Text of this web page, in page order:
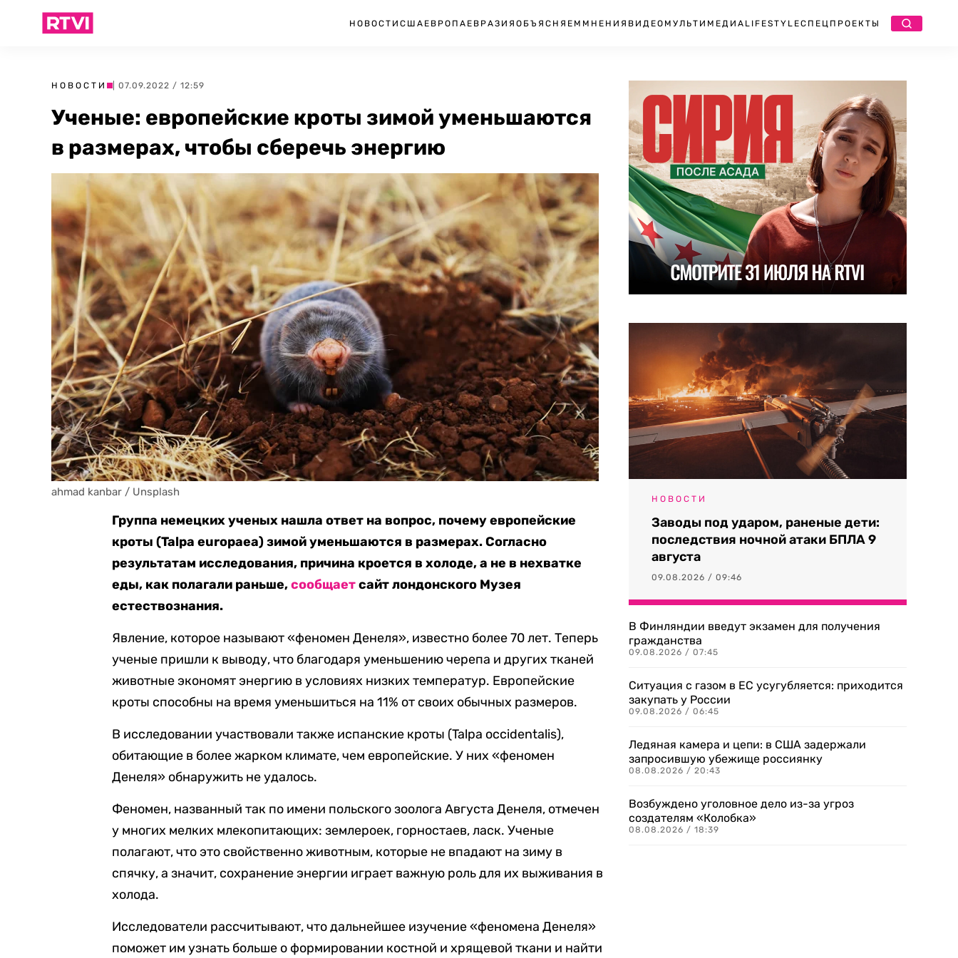
НОВОСТИ США ЕВРОПА ЕВРАЗИЯ ОБЪЯСНЯЕМ МНЕНИЯ ВИДЕО МУЛЬТИМЕДИА LIFESTYLEСПЕЦПРОЕКТЫ
НОВОСТИ | 07.09.2022 / 12:59
Ученые: европейские кроты зимой уменьшаются
в размерах, чтобы сберечь энергию
ahmad kanbar / Unsplash
Группа немецких ученых нашла ответ на вопрос, почему европейские
кроты (Talpa europaea) зимой уменьшаются в размерах. Согласно
результатам исследования, причина кроется в холоде, а не в нехватке
еды, как полагали раньше,сообщаетсайт лондонского Музея
естествознания.
Явление, которое называют «феномен Денеля», известно более 70 лет. Теперь
ученые пришли к выводу, что благодаря уменьшению черепа и других тканей
животные экономят энергию в условиях низких температур. Европейские
кроты способны на время уменьшиться на 11% от своих обычных размеров.
В исследовании участвовали также испанские кроты (Talpa occidentalis),
обитающие в более жарком климате, чем европейские. У них «феномен
Денеля» обнаружить не удалось.
Феномен, названный так по имени польского зоолога Августа Денеля, отмечен
у многих мелких млекопитающих: землероек, горностаев, ласк. Ученые
полагают, что это свойственно животным, которые не впадают на зиму в
спячку, а значит, сохранение энергии играет важную роль для их выживания в
холода.
Исследователи рассчитывают, что дальнейшее изучение «феномена Денеля»
поможет им узнать больше о формировании костной и хрящевой ткани и найти
НОВОСТИ
Заводы под ударом, раненые дети:
последствия ночной атаки БПЛА 9
августа
09.08.2026 / 09:46
В Финляндии введут экзамен для получения
гражданства
09.08.2026 / 07:45
Ситуация с газом в ЕС усугубляется: приходится
закупать у России
09.08.2026 / 06:45
Ледяная камера и цепи: в США задержали
запросившую убежище россиянку
08.08.2026 / 20:43
Возбуждено уголовное дело из-за угроз
создателям «Колобка»
08.08.2026 / 18:39